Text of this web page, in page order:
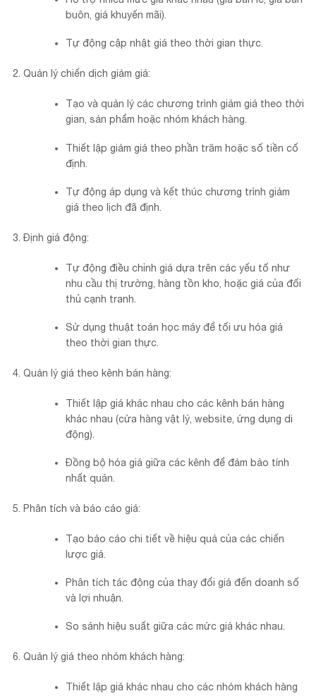
buôn, giá khuyến mãi).
Tự động cập nhật giá theo thời gian thực.
Quản lý chiến dịch giảm giá:
Tạo và quản lý các chương trình giảm giá theo thời
gian, sản phẩm hoặc nhóm khách hàng.
Thiết lập giảm giá theo phần trăm hoặc số tiền cố
định.
Tự động áp dụng và kết thúc chương trình giảm
giá theo lịch đã định.
Định giá động:
Tự động điều chỉnh giá dựa trên các yếu tố như
nhu cầu thị trường, hàng tồn kho, hoặc giá của đối
thủ cạnh tranh.
Sử dụng thuật toán học máy để tối ưu hóa giá
theo thời gian thực.
Quản lý giá theo kênh bán hàng:
Thiết lập giá khác nhau cho các kênh bán hàng
khác nhau (cửa hàng vật lý, website, ứng dụng di
động).
Đồng bộ hóa giá giữa các kênh để đảm bảo tính
nhất quán.
Phân tích và báo cáo giá:
Tạo báo cáo chi tiết về hiệu quả của các chiến
lược giá.
Phân tích tác động của thay đổi giá đến doanh số
và lợi nhuận.
So sánh hiệu suất giữa các mức giá khác nhau.
Quản lý giá theo nhóm khách hàng:
Thiết lập giá khác nhau cho các nhóm khách hàng